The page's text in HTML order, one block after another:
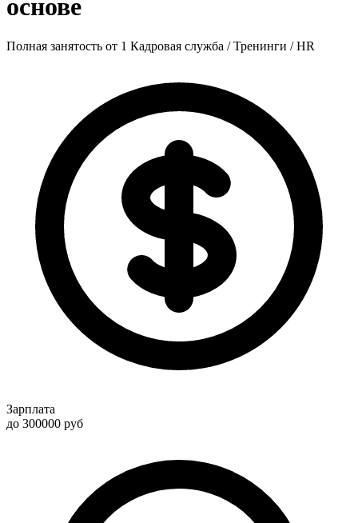
основе
Полная занятость от 1 Кадровая служба / Тренинги / HR
Зарплата
до 300000 руб